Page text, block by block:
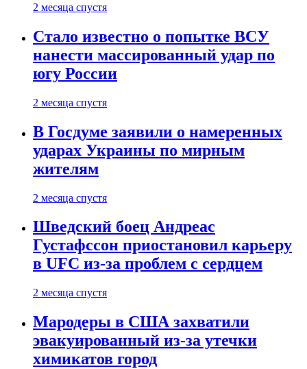
2 месяца спустя
Стало известно о попытке ВСУ
нанести массированный удар по
югу России
2 месяца спустя
В Госдуме заявили о намеренных
ударах Украины по мирным
жителям
2 месяца спустя
Шведский боец Андреас
Густафссон приостановил карьеру
в UFC из-за проблем с сердцем
2 месяца спустя
Мародеры в США захватили
эвакуированный из-за утечки
химикатов город